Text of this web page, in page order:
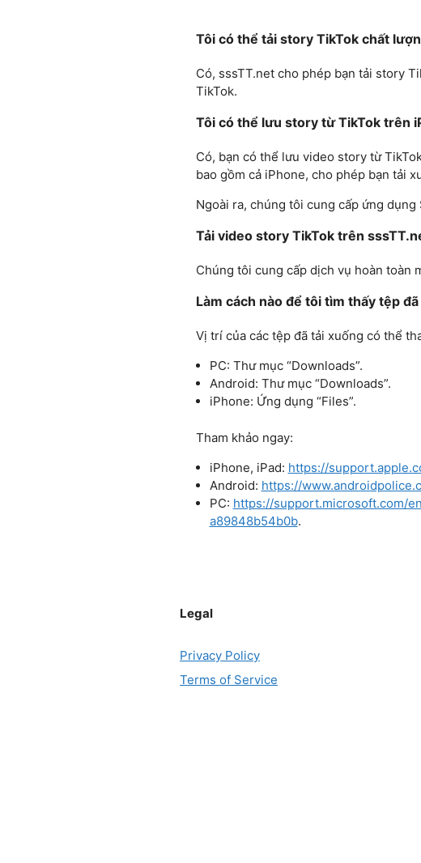
Tôi có thể tải story TikTok chất
Có, sssTT.net cho phép bạn tải story
TikTok.
Tôi có thể lưu story từ TikTok trên
Có, bạn có thể lưu video story từ
bao gồm cả iPhone, cho phép bạn tải
Ngoài ra, chúng tôi cung cấp ứng
Tải video story TikTok trên
Chúng tôi cung cấp dịch vụ hoàn toàn
Làm cách nào để tôi tìm thấy tệp
Vị trí của các tệp đã tải xuống có thể
PC: Thư mục “Downloads”.
Android: Thư mục “Downloads”.
iPhone: Ứng dụng “Files”.
Tham khảo ngay:
iPhone, iPad: https://
Android: https://
PC: https://support.microsoft.com/
a89848b54b0b.
Legal
Privacy Policy
Terms of Service